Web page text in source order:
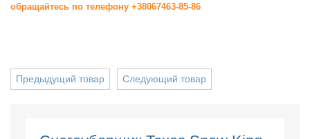
обращайтесь по телефону +38067463-85-86
Следующий товар
Предыдущий товар